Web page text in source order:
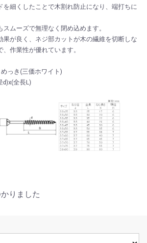
を細くしたことで木割れ防止になり、端打ちに
スムーズで無理なく閉め込めます。
果が良く、ネジ部カットが木の繊維を切断しな
作業性が優れています。
っき(三価ホワイト)
d)x(全長L)
りました